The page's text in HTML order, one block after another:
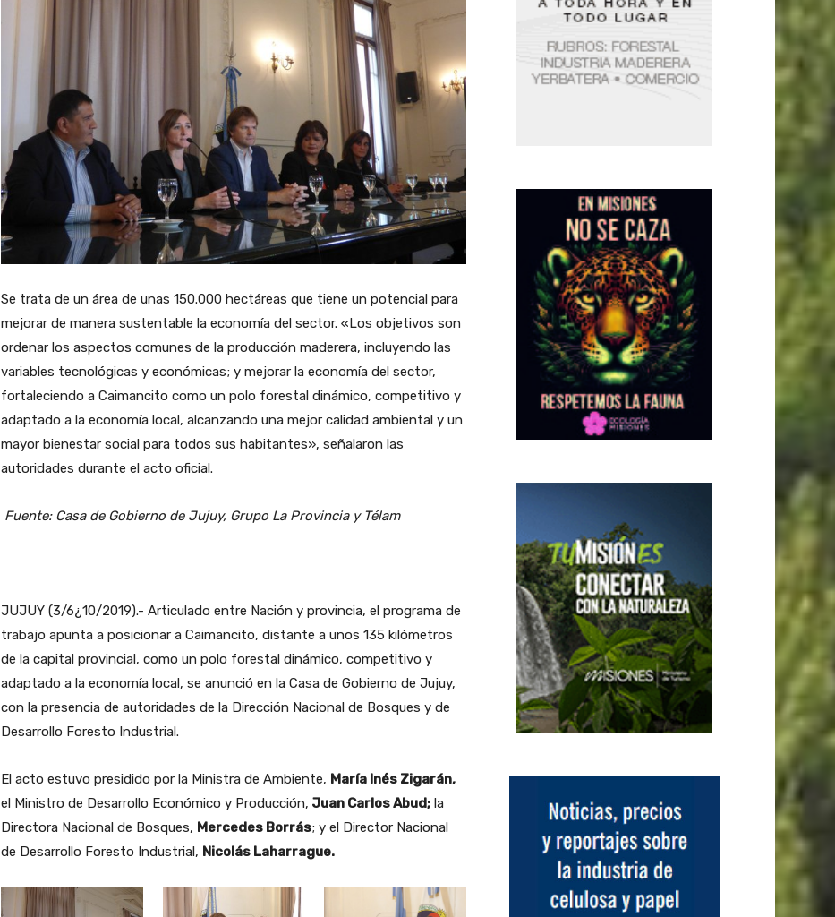
Se trata de un área de unas 150.000 hectáreas que tiene un potencial para
mejorar de manera sustentable la economía del sector. «Los objetivos son
ordenar los aspectos comunes de la producción maderera, incluyendo las
variables tecnológicas y económicas; y mejorar la economía del sector,
fortaleciendo a Caimancito como un polo forestal dinámico, competitivo y
adaptado a la economía local, alcanzando una mejor calidad ambiental y un
mayor bienestar social para todos sus habitantes», señalaron las
autoridades durante el acto oficial.
Fuente: Casa de Gobierno de Jujuy, Grupo La Provincia y Télam
JUJUY (3/6¿10/2019).- Articulado entre Nación y provincia, el programa de
trabajo apunta a posicionar a Caimancito, distante a unos 135 kilómetros
de la capital provincial, como un polo forestal dinámico, competitivo y
adaptado a la economía local, se anunció en la Casa de Gobierno de Jujuy,
con la presencia de autoridades de la Dirección Nacional de Bosques y de
Desarrollo Foresto Industrial.
El acto estuvo presidido por la Ministra de Ambiente, María Inés Zigarán,
el Ministro de Desarrollo Económico y Producción, Juan Carlos Abud;la
Directora Nacional de Bosques, Mercedes Borrás; y el Director Nacional
de Desarrollo Foresto Industrial, Nicolás Laharrague.